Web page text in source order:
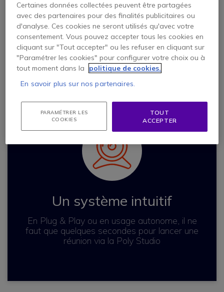
puissant
Pour que tout le
monde puisse
entendre et être
entendu
clairement
expérience
vidéo égale
Grâce au
cadrage et au
suivi
Un système intuitif
En Plug & Play ou en usage autonome, il ne
faut que quelques secondes pour lancer une
réunion via la Poly Studio
Certaines données collectées peuvent être partagées
avec des partenaires pour des finalités publicitaires ou
d'analyse. Ces cookies ne seront utilisés qu'avec votre
consentement. Vous pouvez accepter tous les cookies en
cliquant sur "Tout accepter" ou les refuser en cliquant sur
"Paramétrer les cookies" pour configurer votre choix ou à
tout moment dans la
politique de cookies.
En savoir plus sur nos partenaires.
PARAMÉTRER LES
COOKIES
TOUT
ACCEPTER